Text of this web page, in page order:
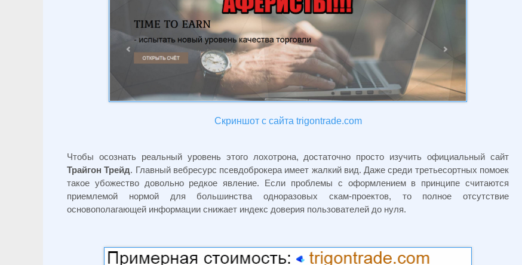
Скриншот с сайта trigontrade.com
Чтобы осознать реальный уровень этого лохотрона, достаточно просто изучить официальный сайт
Трайгон Трейд. Главный вебресурс псевдоброкера имеет жалкий вид. Даже среди третьесортных помоек
такое убожество довольно редкое явление. Если проблемы с оформлением в принципе считаются
приемлемой нормой для большинства одноразовых скам-проектов, то полное отсутствие
основополагающей информации снижает индекс доверия пользователей до нуля.